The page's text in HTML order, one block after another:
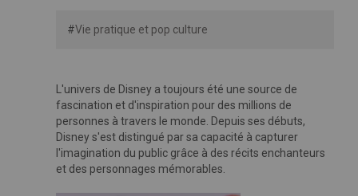
#Vie pratique et pop culture
L'univers de Disney a toujours été une source de
fascination et d'inspiration pour des millions de
personnes à travers le monde. Depuis ses débuts,
Disney s'est distingué par sa capacité à capturer
l'imagination du public grâce à des récits enchanteurs
et des personnages mémorables.